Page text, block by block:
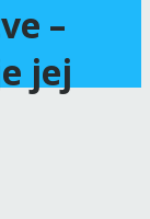
–
jej